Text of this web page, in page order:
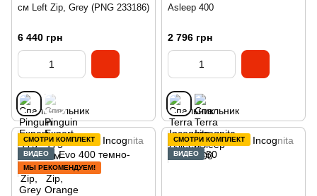
см Left Zip, Grey (PNG 233186)
6 440 грн
Asleep 400
2 796 грн
СМОТРИ КОМПЛЕКТ
ВИДЕО
МЫ РЕКОМЕНДУЕМ!
СМОТРИ КОМПЛЕКТ
ВИДЕО